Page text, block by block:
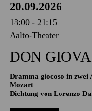
20.09.2026
18:00 - 21:15
Aalto-Theater
DON
Dramma giocoso in zwei
Mozart
Dichtung von Lorenzo